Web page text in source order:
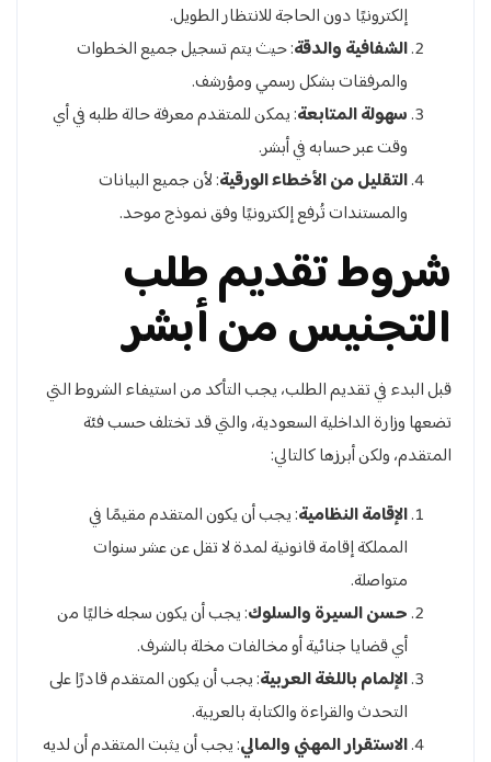
إلكترونيًا دون الحاجة للانتظار الطويل.
الشفافية والدقة: حيث يتم تسجيل جميع الخطوات
والمرفقات بشكل رسمي ومؤرشف.
سهولة المتابعة: يمكن للمتقدم معرفة حالة طلبه في أي
وقت عبر حسابه في أبشر.
التقليل من الأخطاء الورقية: لأن جميع البيانات
والمستندات تُرفع إلكترونيًا وفق نموذج موحد.
شروط تقديم طلب
التجنيس من أبشر
قبل البدء في تقديم الطلب، يجب التأكد من استيفاء الشروط التي
تضعها وزارة الداخلية السعودية، والتي قد تختلف حسب فئة
المتقدم، ولكن أبرزها كالتالي:
الإقامة النظامية: يجب أن يكون المتقدم مقيمًا في
المملكة إقامة قانونية لمدة لا تقل عن عشر سنوات
متواصلة.
حسن السيرة والسلوك: يجب أن يكون سجله خاليًا من
أي قضايا جنائية أو مخالفات مخلة بالشرف.
الإلمام باللغة العربية: يجب أن يكون المتقدم قادرًا على
التحدث والقراءة والكتابة بالعربية.
الاستقرار المهني والمالي: يجب أن يثبت المتقدم أن لديه